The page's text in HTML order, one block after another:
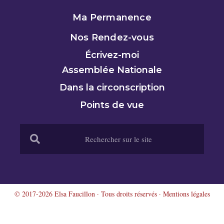
Ma Permanence
Nos Rendez-vous
Écrivez-moi
Assemblée Nationale
Dans la circonscription
Points de vue
© 2017-2026 Elsa Faucillon · Tous droits réservés · Mentions légales